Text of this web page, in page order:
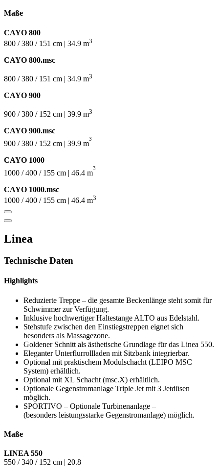
Maße
CAYO 800
800 / 380 / 151 cm | 34.9 m3
CAYO 800.msc
800 / 380 / 151 cm | 34.9 m3
CAYO 900
900 / 380 / 152 cm | 39.9 m3
CAYO 900.msc
900 / 380 / 152 cm | 39.9 m
3
CAYO 1000
1000 / 400 / 155 cm | 46.4 m
3
CAYO 1000.msc
1000 / 400 / 155 cm | 46.4 m3
Linea
Technische Daten
Highlights
Reduzierte Treppe – die gesamte Beckenlänge steht somit für
Schwimmer zur Verfügung.
Inklusive hochwertiger Haltestange ALTO aus Edelstahl.
Stehstufe zwischen den Einstiegstreppen eignet sich
besonders als Massagezone.
Goldener Schnitt als ästhetische Grundlage für das Linea 550.
Eleganter Unterflurrollladen mit Sitzbank integrierbar.
Optional mit praktischem Modulschacht (LEIPO MSC
System) erhältlich.
Optional mit XL Schacht (msc.X) erhältlich.
Optionale Gegenstromanlage Triple Jet mit 3 Jetdüsen
möglich.
SPORTIVO – Optionale Turbinenanlage –
(besonders leistungsstarke Gegenstromanlage) möglich.
Maße
LINEA 550
550 / 340 / 152 cm | 20.8